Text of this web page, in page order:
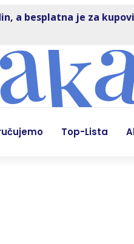
a besplatna je za
Top-Lista